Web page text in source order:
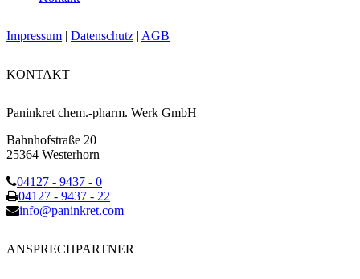
Impressum | Datenschutz | AGB
KONTAKT
Paninkret chem.-pharm. Werk GmbH
Bahnhofstraße 20
25364 Westerhorn
04127 - 9437 - 0
04127 - 9437 - 22
info@paninkret.com
ANSPRECHPARTNER